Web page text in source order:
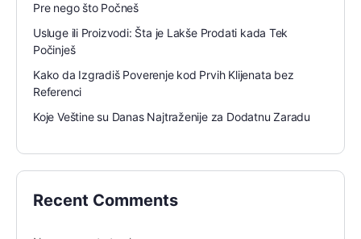
Pre nego što Počneš
Usluge ili Proizvodi: Šta je Lakše Prodati kada Tek
Počinješ
Kako da Izgradiš Poverenje kod Prvih Klijenata bez
Referenci
Koje Veštine su Danas Najtraženije za Dodatnu Zaradu
Recent Comments